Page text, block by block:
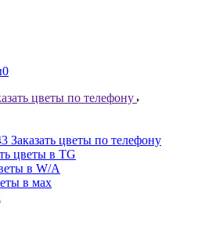
0
цветы по телефону
Заказать цветы по телефону
цветы в TG
в W/A
в мах